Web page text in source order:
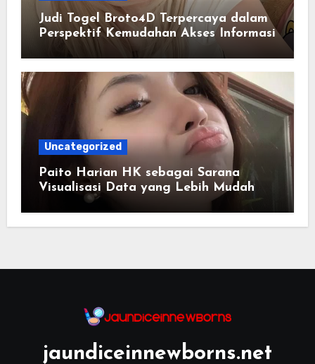
Judi Togel Broto4D Terpercaya dalam
Perspektif Kemudahan Akses Informasi
Uncategorized
Paito Harian HK sebagai Sarana
Visualisasi Data yang Lebih Mudah
Dipahami
jaundiceinnewborns.net